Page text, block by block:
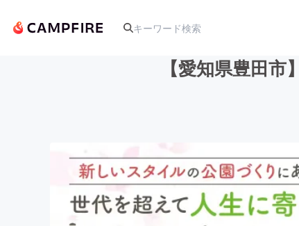
アート・写真
テクノロジー・ガジェット
【愛知県豊田